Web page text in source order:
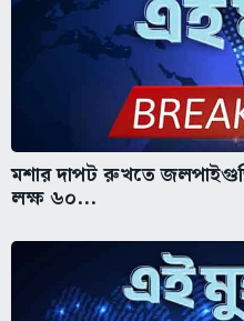
মশার দাপট রুখতে
লক্ষ ৬০...